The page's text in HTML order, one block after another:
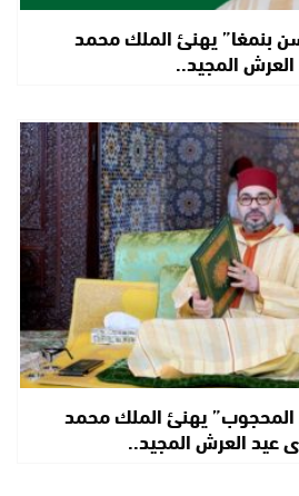
بنمغا” يهنئ الملك محمد
المجيد..
المحجوب” يهنئ الملك محمد
عيد العرش المجيد..